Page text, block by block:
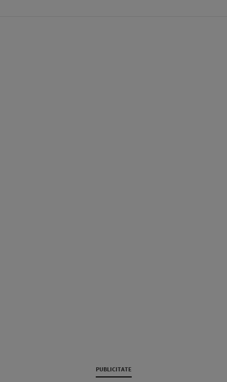
PUBLICITATE